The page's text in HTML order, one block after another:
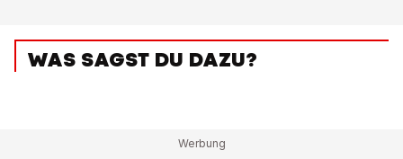
WAS SAGST DU DAZU?